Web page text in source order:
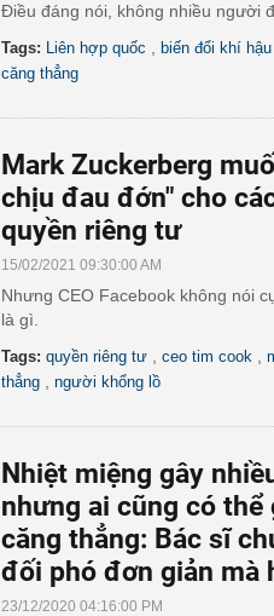
Điều đáng nói, không nhiều người
Tags: Liên hợp quốc biến đổi khí hậu
căng thẳng
Mark Zuckerberg
chịu đau đớn" cho
quyền riêng tư
15/02/2021 09:30:00 AM
Nhưng CEO Facebook không nói
là gì.
Tags: quyền riêng tư ceo tim cook
thẳng
người khổng lồ
Nhiệt miệng gây
nhưng ai cũng có thể
căng thẳng: Bác sĩ
đối phó đơn giản mà
23/12/2020 04:16:00 PM